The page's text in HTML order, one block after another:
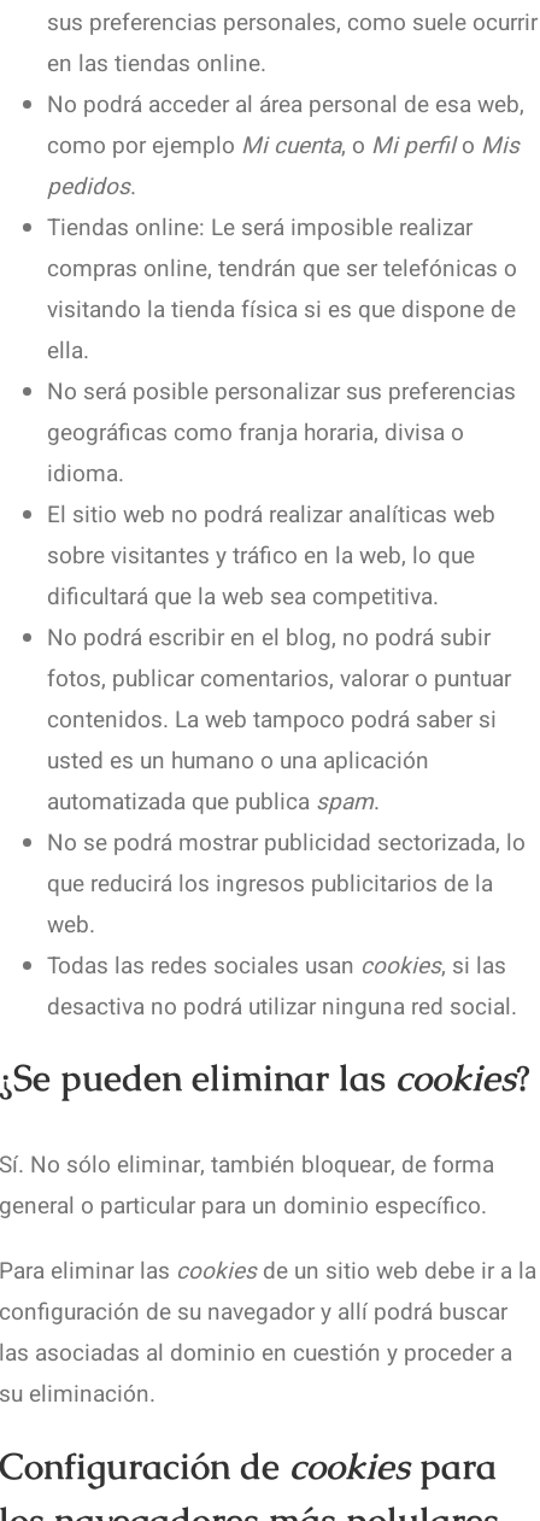
sus preferencias personales, como suele ocurrir
en las tiendas online.
No podrá acceder al área personal de esa web,
como por ejemplo Mi cuenta, o Mi perfilo Mis
pedidos.
Tiendas online: Le será imposible realizar
compras online, tendrán que ser telefónicas o
visitando la tienda física si es que dispone de
ella.
No será posible personalizar sus preferencias
geográficas como franja horaria, divisa o
idioma.
El sitio web no podrá realizar analíticas web
sobre visitantes y tráfico en la web, lo que
dificultará que la web sea competitiva.
No podrá escribir en el blog, no podrá subir
fotos, publicar comentarios, valorar o puntuar
contenidos. La web tampoco podrá saber si
usted es un humano o una aplicación
automatizada que publica spam.
No se podrá mostrar publicidad sectorizada, lo
que reducirá los ingresos publicitarios de la
web.
Todas las redes sociales usan cookies, si las
desactiva no podrá utilizar ninguna red social.
¿Se pueden eliminar las cookies?
Sí. No sólo eliminar, también bloquear, de forma
general o particular para un dominio específico.
Para eliminar las cookiesde un sitio web debe ir a la
configuración de su navegador y allí podrá buscar
las asociadas al dominio en cuestión y proceder a
su eliminación.
Configuración de cookiespara